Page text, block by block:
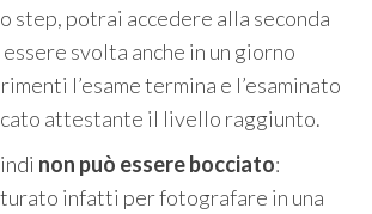
step, potrai accedere alla seconda
svolta anche in un giorno
l’esame termina e l’esaminato
attestante il livello raggiunto.
non può essere bocciato:
infatti per fotografare in una